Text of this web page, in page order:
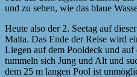
und zu sehen, wie das blaue
Heute also der 2. Seetag auf
Malta. Das Ende der Reise wird
Liegen auf dem Pooldeck und
tummeln sich Jung und Alt und
dem 25 m langen Pool ist